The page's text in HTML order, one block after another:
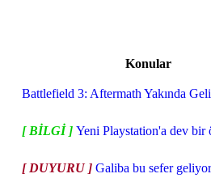
Konular
Battlefield 3: Aftermath Yakında
[ BİLGİ ] Yeni Playstation'a dev
[ DUYURU ] Galiba bu sefer